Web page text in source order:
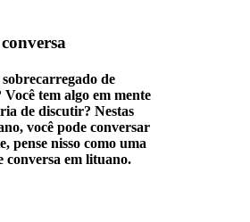
sobrecarregado de
tem algo em mente
de discutir? Nestas
você pode conversar
pense nisso como uma
conversa em lituano.